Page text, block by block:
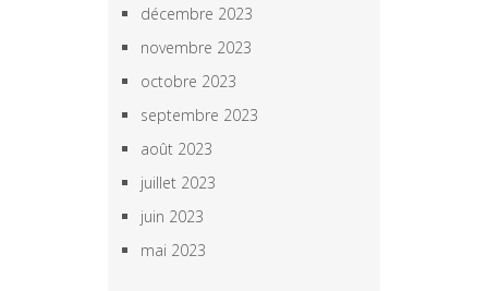
décembre 2023
novembre 2023
octobre 2023
septembre 2023
août 2023
juillet 2023
juin 2023
mai 2023